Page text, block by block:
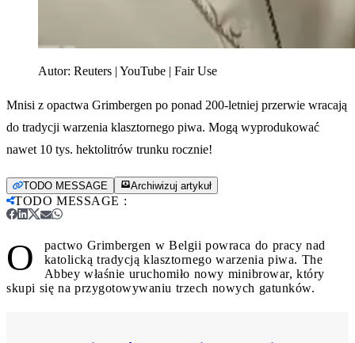
Autor: Reuters | YouTube | Fair Use
Mnisi z opactwa Grimbergen po ponad 200-letniej przerwie wracają
do tradycji warzenia klasztornego piwa. Mogą wyprodukować
nawet 10 tys. hektolitrów trunku rocznie!
TODO MESSAGE Archiwizuj artykuł
TODO MESSAGE :
O
pactwo Grimbergen w Belgii powraca do pracy nad
katolicką tradycją klasztornego warzenia piwa. The
Abbey właśnie uruchomiło nowy minibrowar, który
skupi się na przygotowywaniu trzech nowych gatunków.